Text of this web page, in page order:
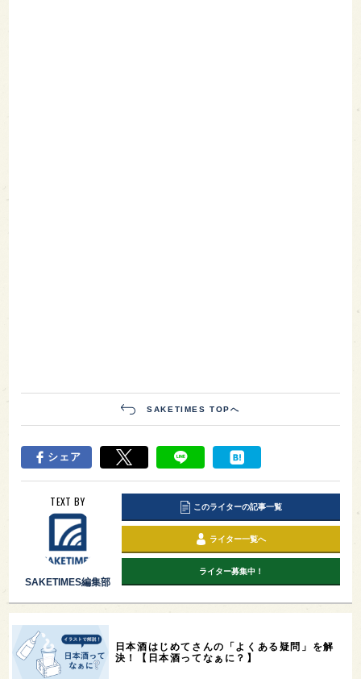
SAKETIMES TOPへ
シェア
TEXT BY
SAKETIMES編集部
このライターの記事一覧
ライター一覧へ
ライター募集中！
日本酒はじめてさんの「よくある疑問」を解
決！【日本酒ってなぁに？】